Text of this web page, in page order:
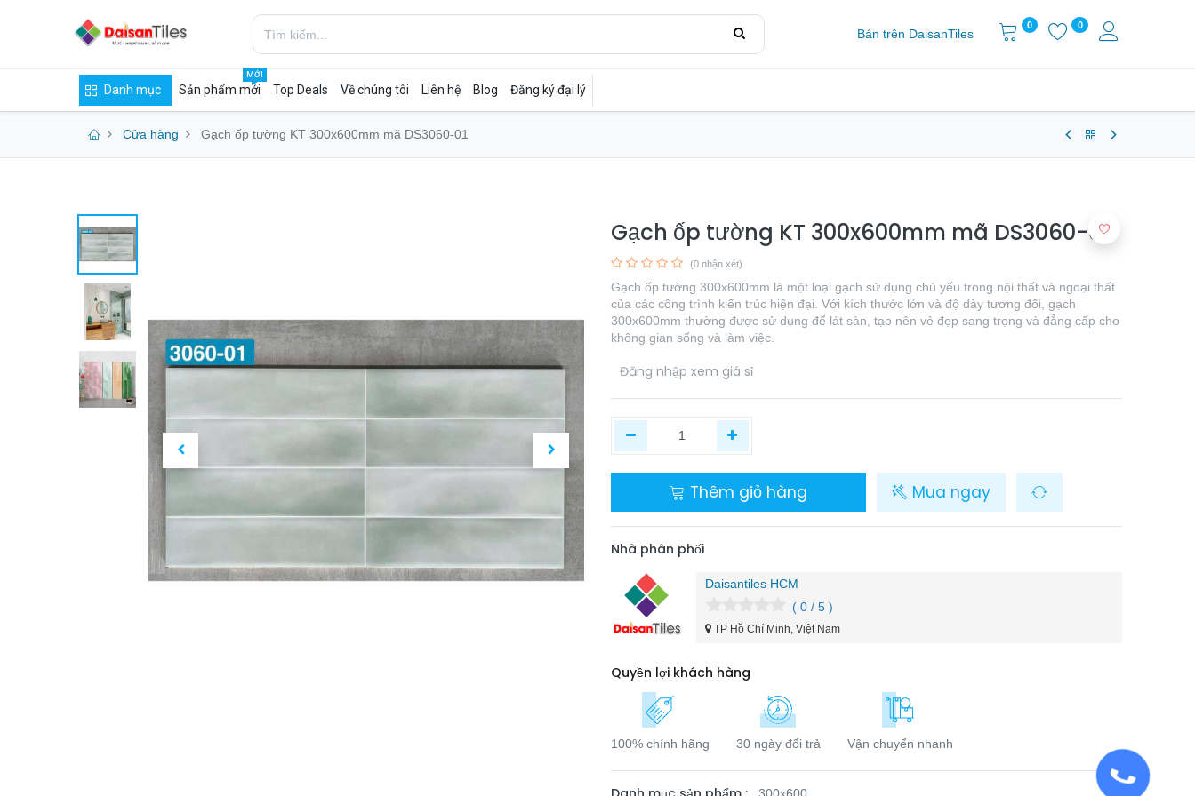
Bán trên DaisanTiles
0 0
Danh mục Sản phẩm mới
MỚI
Top Deals Về chúng tôi Liên hệ Blog Đăng ký đại lý
Cửa hàng Gạch ốp tường KT 300x600mm mã DS3060-01
Gạch ốp tường KT 300x600mm mã DS3060-01
(0 nhận xét)
Gạch ốp tường 300x600mm là một loại gạch sử dụng chủ yếu trong nội thất và ngoại thất
của các công trình kiến trúc hiện đại. Với kích thước lớn và độ dày tương đối, gạch
300x600mm thường được sử dụng để lát sàn, tạo nên vẻ đẹp sang trọng và đẳng cấp cho
không gian sống và làm việc.
Đăng nhập xem giá sỉ
Thêm giỏ hàng Mua ngay
Nhà phân phối
Daisantiles HCM
( 0 / 5 )
TP Hồ Chí Minh, Việt Nam
Quyền lợi khách hàng
100% chính hãng 30 ngày đổi trả Vận chuyển nhanh